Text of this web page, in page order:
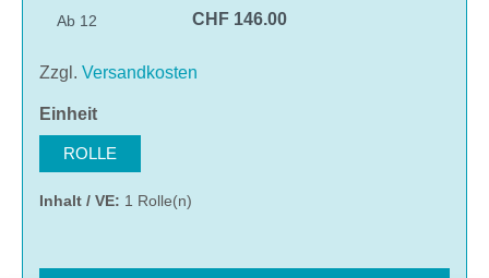
Ab 12 CHF 146.00
Zzgl. Versandkosten
Einheitauswählen
ROLLE
Inhalt / VE: 1 Rolle(n)